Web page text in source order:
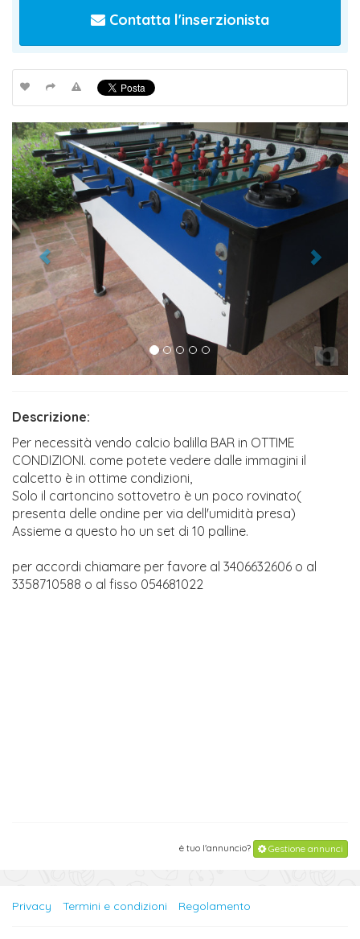
Contatta l'inserzionista
Descrizione:
Per necessità vendo calcio balilla BAR in OTTIME
CONDIZIONI. come potete vedere dalle immagini il
calcetto è in ottime condizioni,
Solo il cartoncino sottovetro è un poco rovinato(
presenta delle ondine per via dell'umidità presa)
Assieme a questo ho un set di 10 palline.
per accordi chiamare per favore al 3406632606 o al
3358710588 o al fisso 054681022
è tuo l'annuncio? Gestione annunci
Privacy Termini e condizioni Regolamento